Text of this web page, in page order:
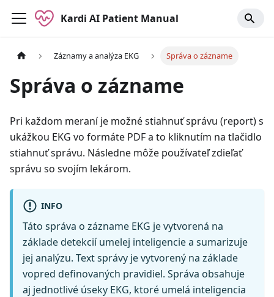
Kardi AI Patient Manual
Záznamy a analýza EKG Správa o zázname
Správa o zázname
Pri každom meraní je možné stiahnuť správu (report) s
ukážkou EKG vo formáte PDF a to kliknutím na tlačidlo
stiahnuť správu. Následne môže používateľ zdieľať
správu so svojím lekárom.
INFO
Táto správa o zázname EKG je vytvorená na
základe detekcií umelej inteligencie a sumarizuje
jej analýzu. Text správy je vytvorený na základe
vopred definovaných pravidiel. Správa obsahuje
aj jednotlivé úseky EKG, ktoré umelá inteligencia